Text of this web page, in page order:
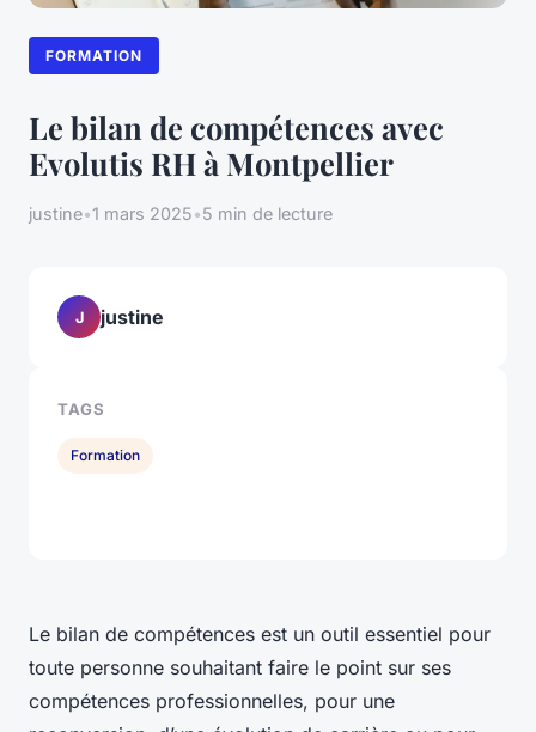
FORMATION
Le bilan de compétences avec
Evolutis RH à Montpellier
justine•1 mars 2025•5 min de lecture
Le bilan de compétences est un outil essentiel pour
toute personne souhaitant faire le point sur ses
compétences professionnelles, pour une
J justine
TAGS
Formation